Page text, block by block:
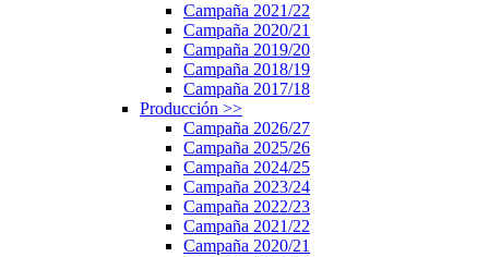
Campaña 2021/22
Campaña 2020/21
Campaña 2019/20
Campaña 2018/19
Campaña 2017/18
Producción >>
Campaña 2026/27
Campaña 2025/26
Campaña 2024/25
Campaña 2023/24
Campaña 2022/23
Campaña 2021/22
Campaña 2020/21